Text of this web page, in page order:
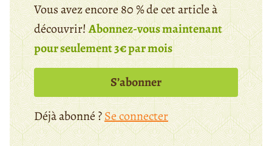
Vous avez encore 80 % de cet article à
découvrir!Abonnez-vous maintenant
pour seulement 3€ par mois
S’abonner
Déjà abonné ?Se connecter